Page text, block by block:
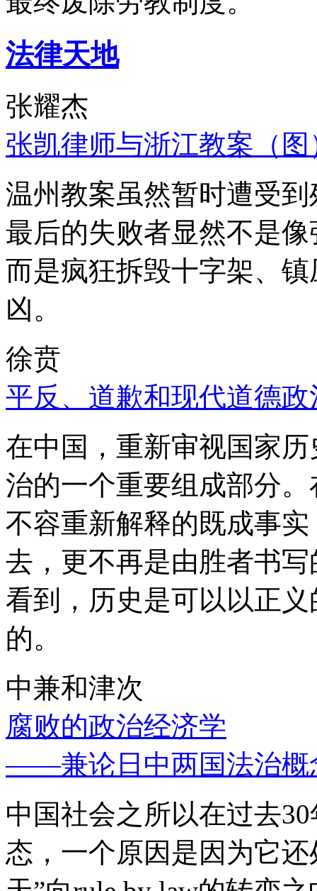
法律天地
张耀杰
张凯律师与浙江教案（图
温州教案虽然暂时遭受
最后的失败者显然不是
而是疯狂拆毁十字架、
凶。
徐贲
平反、道歉和现代道德政
在中国，重新审视国家
治的一个重要组成部分
不容重新解释的既成事
去，更不再是由胜者书
看到，历史是可以以正
的。
中兼和津次
腐败的政治经济学
——兼论日中两国法治概
中国社会之所以在过去
态，一个原因是因为它